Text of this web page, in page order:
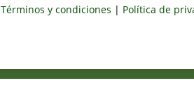
Términos y condiciones | Política de